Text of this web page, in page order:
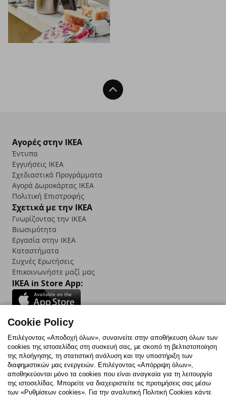
Back To Top
Αγορές στην IKEA
Έντυπα
Εγγυήσεις IKEA
Σχεδιαστικά Προγράμματα
Αγορά Δωρoκάρτας IKEA
Πολιτική Επιστροφής
Σχετικά με την IKEA
Γνωρίζοντας την IKEA
Βιωσιμότητα
Εργασία στην IKEA
Καταστήματα
Συχνές Ερωτήσεις
Επικοινωνήστε μαζί μας
IKEA in Store App:
Follow us:
FacebookInstagram
TikTokYoutubePinterestTwitter
Cookie Policy
Επιλέγοντας «Αποδοχή όλων», συναινείτε στην αποθήκευση όλων των
cookies της ιστοσελίδας στη συσκευή σας, με σκοπό τη βελτιστοποίηση
της πλοήγησης, τη στατιστική ανάλυση και την υποστήριξη των
διαφημιστικών μας ενεργειών. Επιλέγοντας «Απόρριψη όλων»,
αποθηκεύονται μόνο τα cookies που είναι αναγκαία για τη λειτουργία
της ιστοσελίδας. Μπορείτε να διαχειριστείτε τις προτιμήσεις σας μέσω
των «Ρυθμίσεων cookies». Για την αναλυτική Πολιτική Cookies κάντε